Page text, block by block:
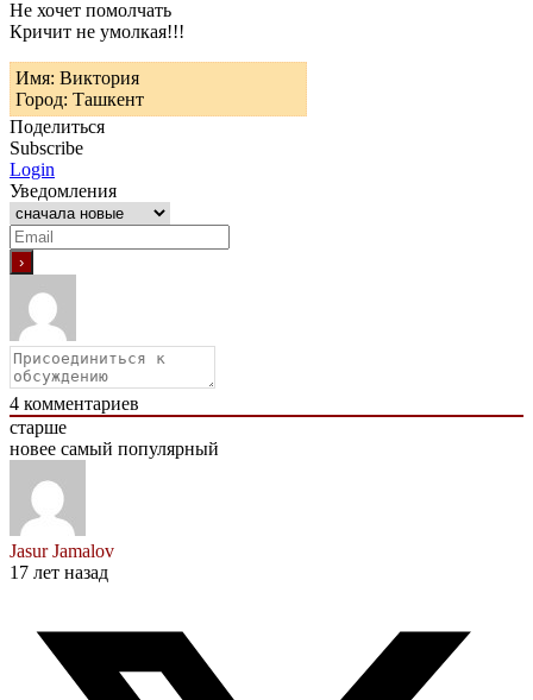
Не хочет помолчать
Кричит не умолкая!!!
Имя: Виктория
Город: Ташкент
Поделиться
Subscribe
Login
Уведомления
4 комментариев
старше
новее самый популярный
Jasur Jamalov
17 лет назад